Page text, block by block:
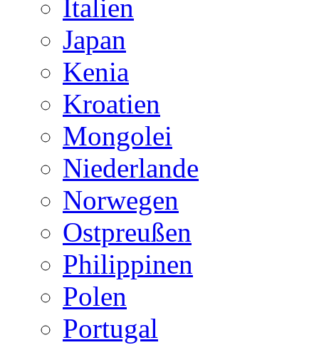
Italien
Japan
Kenia
Kroatien
Mongolei
Niederlande
Norwegen
Ostpreußen
Philippinen
Polen
Portugal